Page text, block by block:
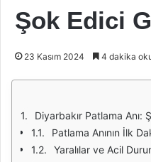
Şok Edici
23 Kasım 2024 4 dakika
Diyarbakır Patlama Anı:
Patlama Anının İlk
Yaralılar ve Acil